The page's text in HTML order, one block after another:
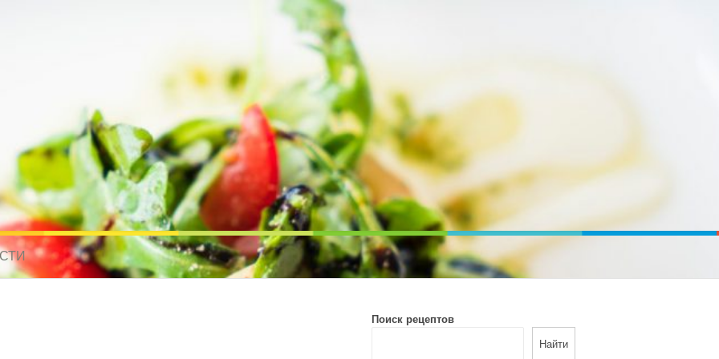
рецепты для всех
РЕЦЕПТЫ ДЛЯ МУЛЬТИВАРКИ. РЕЦЕПТЫ ДЛЯ МИКРОВОЛНОВОЙ ПЕЧИ. ДИЕТИЧЕСКОЕ ПИТАНИЕ
Поиск рецептов
Найти